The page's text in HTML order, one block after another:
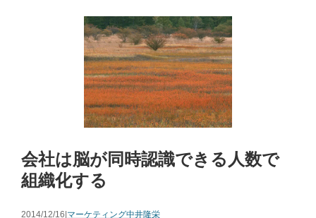
会社は脳が同時認識できる人数で
組織化する
2014/12/16|マーケティング中井隆栄